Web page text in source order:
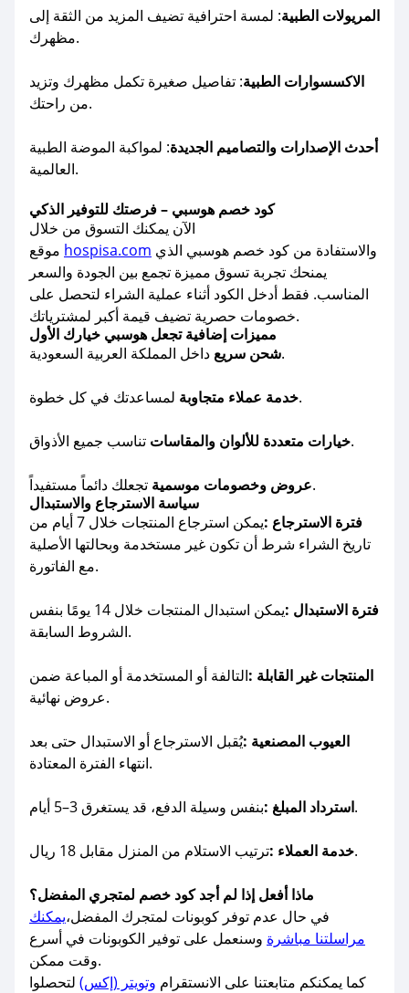
المريولات الطبية: لمسة احترافية تضيف المزيد من الثقة إلى
مظهرك.
الاكسسوارات الطبية: تفاصيل صغيرة تكمل مظهرك وتزيد
من راحتك.
أحدث الإصدارات والتصاميم الجديدة: لمواكبة الموضة الطبية
العالمية.
كود خصم هوسبي – فرصتك للتوفير الذكي
الآن يمكنك التسوق من خلال
hospisa.com
يمنحك تجربة تسوق مميزة تجمع بين الجودة والسعر
المناسب. فقط أدخل الكود أثناء عملية الشراء لتحصل على
خصومات حصرية تضيف قيمة أكبر لمشترياتك.
مميزات إضافية تجعل هوسبي خيارك الأول
شحن سريعداخل المملكة العربية السعودية.
خدمة عملاء متجاوبةلمساعدتك في كل خطوة.
خيارات متعددة للألوان والمقاساتتناسب جميع الأذواق.
عروض وخصومات موسميةتجعلك دائماً مستفيداً.
سياسة الاسترجاع والاستبدال
فترة الاسترجاع :
يمكن استرجاع المنتجات خلال 7 أيام من
تاريخ الشراء شرط أن تكون غير مستخدمة وبحالتها الأصلية
مع الفاتورة.
فترة الاستبدال :
يمكن استبدال المنتجات خلال 14 يومًا بنفس
الشروط السابقة.
المنتجات غير القابلة :التالفة أو المستخدمة أو المباعة ضمن
عروض نهائية.
العيوب المصنعية :يُقبل الاسترجاع أو الاستبدال حتى بعد
انتهاء الفترة المعتادة.
استرداد المبلغ :بنفس وسيلة الدفع، قد يستغرق 3–5 أيام.
خدمة العملاء :ترتيب الاستلام من المنزل مقابل 18 ريال.
ماذا أفعل إذا لم أجد كود خصم لمتجري المفضل؟
في حال عدم توفر كوبونات لمتجرك المفضل،يمكنك
مراسلتنا مباشرة وسنعمل على توفير الكوبونات في أسرع
وقت ممكن.
كما يمكنكم متابعتنا على الانستقرام وتويتر (إكس) لتحصلوا